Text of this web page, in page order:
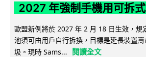
2027 年強制手機用可拆
歐盟新例將於 2027 年 2 月 18 日生效，規
池須可由用戶自行拆換，目標是延長裝置
圾。現時 Sams...
閱讀全文